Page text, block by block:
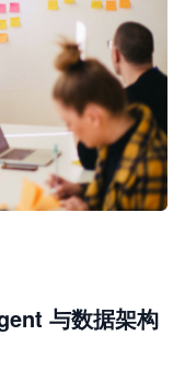
与数据架构